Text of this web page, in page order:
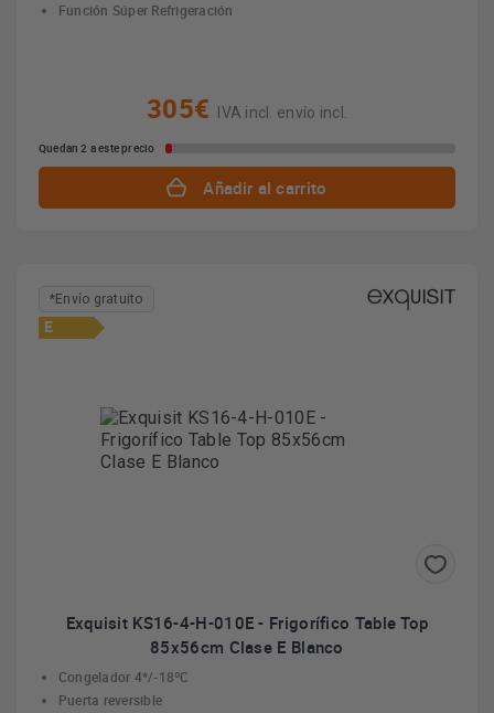
Función Súper Refrigeración
305€ IVA incl. envío incl.
Quedan 2 a este precio
Añadir al carrito
*Envío gratuito
E
Exquisit KS16-4-H-010E - Frigorífico Table Top
85x56cm Clase E Blanco
Congelador 4*/-18ºC
Puerta reversible